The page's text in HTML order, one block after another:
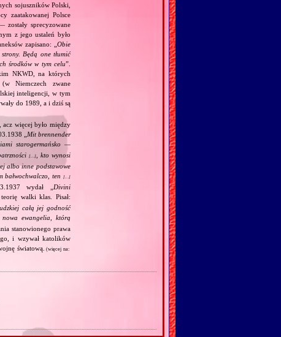
sojuszników Polski,
zaatakowanej Polsce
zostały sprecyzowane
z jego ustaleń było
zapisano: „ Obie
Będą one tłumić
środków w tym celu”.
NKWD, na których
Niemczech zwane
inteligencji, w tym
do 1989, a i dziś są
więcej było między
„
Mit brennender
starogermańsko —
[…]
, kto wynosi
albo inne podstawowe
bałwochwalczo, ten […]
wydał „
Divini
walki klas. Pisał:
całą jej godność
ewangelia, którą
stanowionego prawa
i wzywał katolików
światową. (więcej na: